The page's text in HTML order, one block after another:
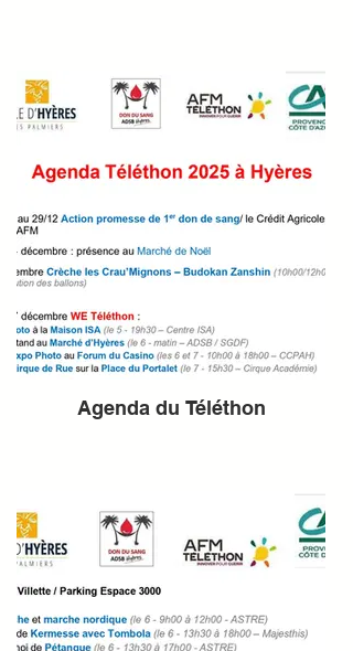
Agenda du Téléthon